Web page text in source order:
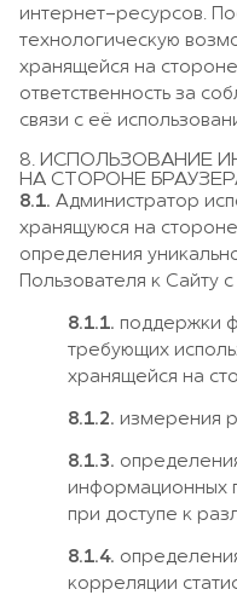
интернет-ресурсов.
технологическую
хранящейся на
ответственность за
связи с её
8. ИСПОЛЬЗОВАНИЕ
НА СТОРОНЕ
8.1. Администратор
хранящуюся на
определения
Пользователя к Сайту
8.1.1. поддержки
требующих
хранящейся на
8.1.2. измерения
8.1.3.
информационных
при доступе к
8.1.4.
корреляции